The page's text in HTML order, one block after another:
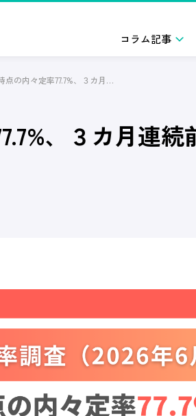
コラム記事
５月末時点の内々定率77.7%、３カ月連続前年下回る
、３カ月連続